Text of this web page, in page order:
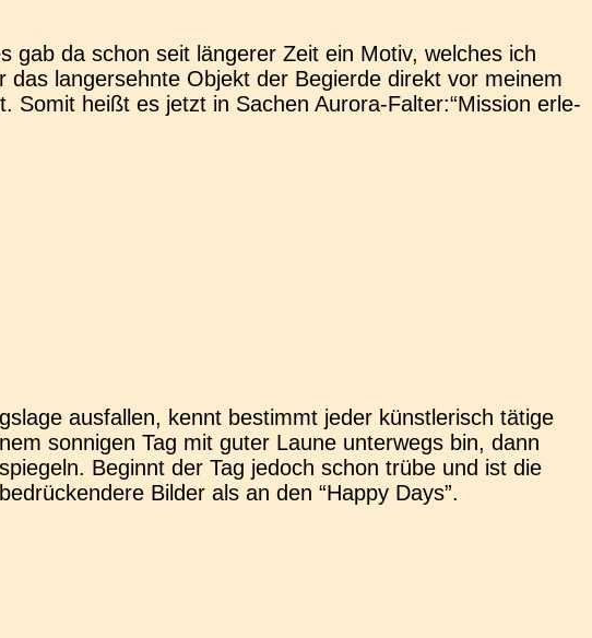
da schon seit län­ge­rer Zeit ein Motiv, wel­ches ich
lang­ersehn­te Objekt der Begier­de direkt vor meinem
Somit heißt es jetzt in Sachen Aurora-Falter:“Mission erle­
aus­fal­len, kennt bestimmt jeder künst­le­risch tätige
son­ni­gen Tag mit guter Laune unter­wegs bin, dann
Beginnt der Tag jedoch schon trübe und ist die
Bilder als an den “Happy Days”.